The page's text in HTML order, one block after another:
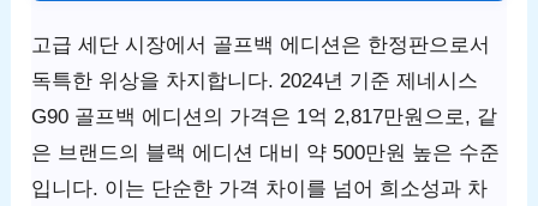
고급 세단 시장에서 골프백 에디션은 한정판으로서
독특한 위상을 차지합니다. 2024년 기준 제네시스
G90 골프백 에디션의 가격은 1억 2,817만원으로, 같
은 브랜드의 블랙 에디션 대비 약 500만원 높은 수준
입니다. 이는 단순한 가격 차이를 넘어 희소성과 차